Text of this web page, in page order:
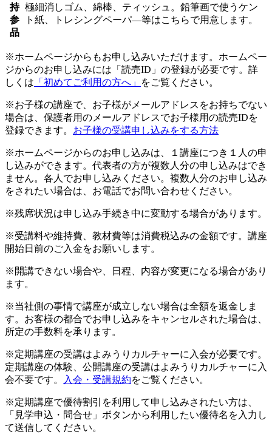
持
参
品
極細消しゴム、綿棒、ティッシュ。鉛筆画で使うケン
ト紙、トレシングペーパ―等はこちらで用意します。
※ホームページからもお申し込みいただけます。ホームペー
ジからのお申し込みには「読売ID」の登録が必要です。詳
しくは 「初めてご利用の方へ」 をご覧ください。
※お子様の講座で、お子様がメールアドレスをお持ちでない
場合は、保護者用のメールアドレスでお子様用の読売IDを
登録できます。 お子様の受講申し込みをする方法
※ホームページからのお申し込みは、１講座につき１人の申
し込みができます。代表者の方が複数人分の申し込みはでき
ません。各人でお申し込みください。複数人分のお申し込み
をされたい場合は、お電話でお問い合わせください。
※残席状況は申し込み手続き中に変動する場合があります。
※受講料や維持費、教材費等は消費税込みの金額です。講座
開始日前のご入金をお願いします。
※開講できない場合や、日程、内容が変更になる場合があり
ます。
※当社側の事情で講座が成立しない場合は全額を返金しま
す。お客様の都合でお申し込みをキャンセルされた場合は、
所定の手数料を承ります。
※定期講座の受講はよみうりカルチャーに入会が必要です。
定期講座の体験、公開講座の受講はよみうりカルチャーに入
会不要です。
入会・受講規約をご覧ください。
※定期講座で優待割引を利用して申し込みされたい方は、
「見学申込・問合せ」ボタンから利用したい優待名を入力し
て送信してください。